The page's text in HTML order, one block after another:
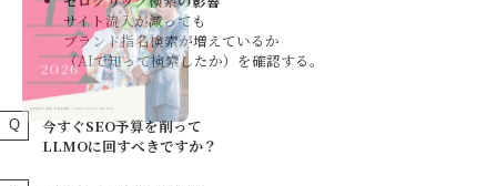
サイト流入が減っても
ブランド指名検索が増えているか
（AIで知って検索したか）を確認する。
今すぐSEO予算を削って
LLMOに回すべきですか？